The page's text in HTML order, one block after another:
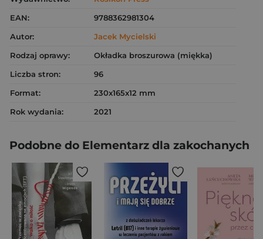
EAN:
9788362981304
Autor:
Jacek Mycielski
Rodzaj oprawy:
Okładka broszurowa (miękka)
Liczba stron:
96
Format:
230x165x12 mm
Rok wydania:
2021
Podobne do Elementarz dla zakochanych